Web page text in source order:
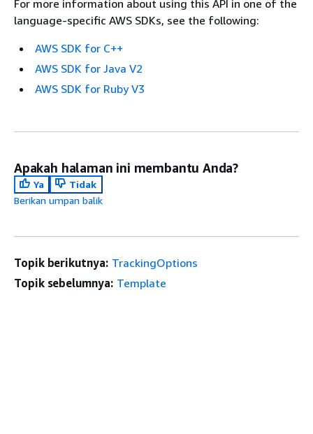
For more information about using this API in one of the
language-specific AWS SDKs, see the following:
AWS SDK for C++
AWS SDK for Java V2
AWS SDK for Ruby V3
Apakah halaman ini membantu Anda?
Ya
Tidak
Berikan umpan balik
Topik berikutnya: TrackingOptions
Topik sebelumnya: Template